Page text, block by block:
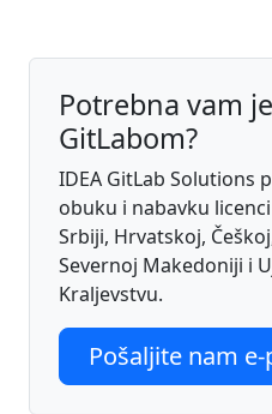
Potrebna vam
GitLabom?
IDEA GitLab Solutions
obuku i nabavku
Srbiji, Hrvatskoj,
Severnoj Makedoniji i
Kraljevstvu.
Pošaljite nam